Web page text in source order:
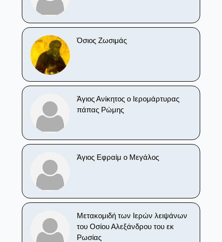
Όσιος Ζωσιμάς
Άγιος Ανίκητος ο Ιερομάρτυρας
πάπας Ρώμης
Άγιος Εφραίμ ο Μεγάλος
Μετακομιδή των Ιερών λειψάνων
του Οσίου Αλεξάνδρου του εκ
Ρωσίας